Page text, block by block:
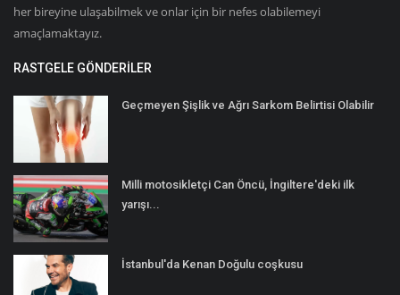
her bireyine ulaşabilmek ve onlar için bir nefes olabilemeyi
amaçlamaktayız.
RASTGELE GÖNDERILER
Geçmeyen Şişlik ve Ağrı Sarkom Belirtisi Olabilir
Milli motosikletçi Can Öncü, İngiltere'deki ilk
yarışı...
İstanbul'da Kenan Doğulu coşkusu